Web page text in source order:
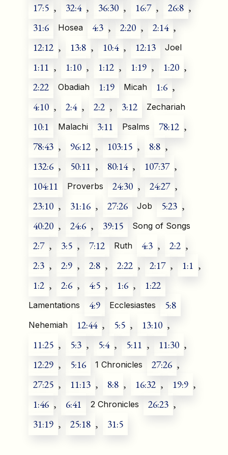
17:5 , 32:4 , 36:30 , 16:7 , 26:8 ,
31:6
Hosea 4:3 , 2:20 , 2:14 ,
12:12 , 13:8 , 10:4 , 12:13 Joel
1:11 , 1:10 , 1:12 , 1:19 , 1:20 ,
2:22
Obadiah 1:19 Micah 1:6 ,
4:10 , 2:4 , 2:2 , 3:12 Zechariah
10:1 Malachi 3:11 Psalms 78:12 ,
78:43 , 96:12 , 103:15 , 8:8 ,
132:6 , 50:11 , 80:14 , 107:37 ,
104:11
Proverbs 24:30 , 24:27 ,
23:10 , 31:16 , 27:26 Job 5:23 ,
40:20 , 24:6 , 39:15 Song of Songs
2:7 , 3:5 , 7:12 Ruth 4:3 , 2:2 ,
2:3 , 2:9 , 2:8 , 2:22 , 2:17 , 1:1 ,
1:2 , 2:6 , 4:5 , 1:6 , 1:22
Lamentations 4:9 Ecclesiastes 5:8
Nehemiah 12:44 , 5:5 , 13:10 ,
11:25 , 5:3 , 5:4 , 5:11 , 11:30 ,
12:29 , 5:16 1 Chronicles 27:26 ,
27:25 , 11:13 , 8:8 , 16:32 , 19:9 ,
1:46 , 6:41 2 Chronicles 26:23 ,
31:19 , 25:18 , 31:5